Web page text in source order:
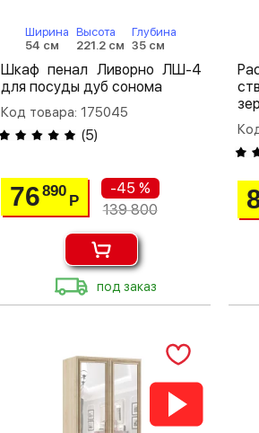
Ширина
54 см
Высота
221.2 см
Глубина
35 см
Шкаф пенал Ливорно ЛШ-4
для посуды дуб сонома
Код товара: 175045
(5)
76890
Р
-45 %
139 800
под заказ